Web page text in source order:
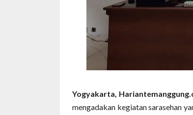
Yogyakarta,
mengadakan kegiatan sarasehan